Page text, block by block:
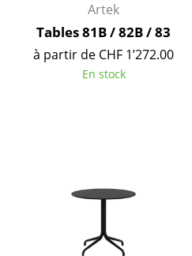
Artek
Tables 81B / 82B / 83
à partir de CHF 1’272.00
En stock